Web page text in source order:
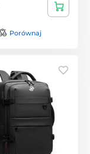
Porównaj